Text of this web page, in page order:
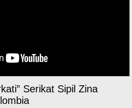
Serikat Sipil Zina